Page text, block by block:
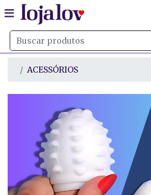
ACESSÓRIOS